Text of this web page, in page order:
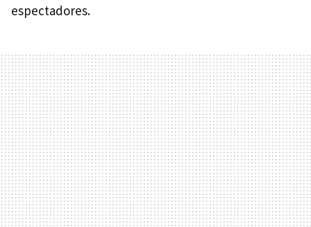
espectadores.